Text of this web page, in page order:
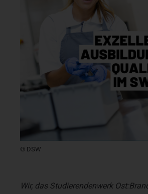
© DSW
Wir, das Studierendenwerk